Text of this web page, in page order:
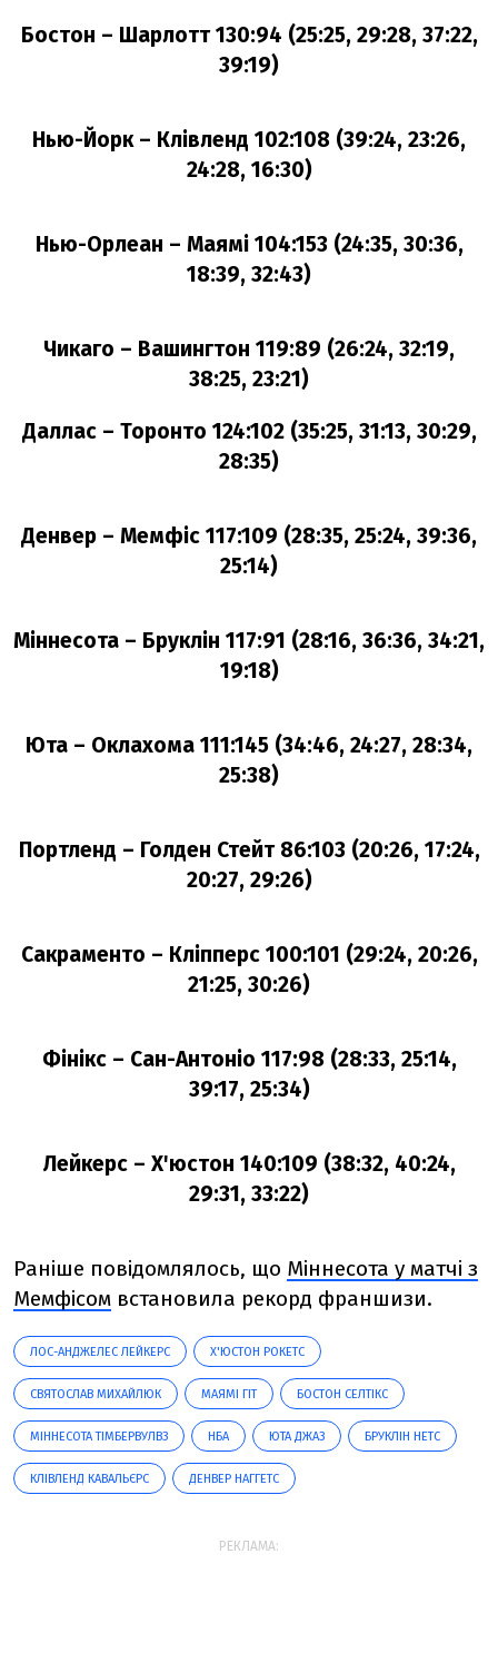
Бостон – Шарлотт 130:94 (25:25, 29:28, 37:22,
39:19)
Нью-Йорк – Клівленд 102:108 (39:24, 23:26,
24:28, 16:30)
Нью-Орлеан – Маямі 104:153 (24:35, 30:36,
18:39, 32:43)
Чикаго – Вашингтон 119:89 (26:24, 32:19,
38:25, 23:21)
Даллас – Торонто 124:102 (35:25, 31:13, 30:29,
28:35)
Денвер – Мемфіс 117:109 (28:35, 25:24, 39:36,
25:14)
Міннесота – Бруклін 117:91 (28:16, 36:36, 34:21,
19:18)
Юта – Оклахома 111:145 (34:46, 24:27, 28:34,
25:38)
Портленд – Голден Стейт 86:103 (20:26, 17:24,
20:27, 29:26)
Сакраменто – Кліпперс 100:101 (29:24, 20:26,
21:25, 30:26)
Фінікс – Сан-Антоніо 117:98 (28:33, 25:14,
39:17, 25:34)
Лейкерс – Х'юстон 140:109 (38:32, 40:24,
29:31, 33:22)
Раніше повідомлялось, що Міннесота у матчі з
Мемфісом встановила рекорд франшизи.
ЛОС-АНДЖЕЛЕС ЛЕЙКЕРС Х'ЮСТОН РОКЕТС
СВЯТОСЛАВ МИХАЙЛЮК МАЯМІ ГІТ БОСТОН СЕЛТІКС
МІННЕСОТА ТІМБЕРВУЛВЗ НБА ЮТА ДЖАЗ БРУКЛІН НЕТС
КЛІВЛЕНД КАВАЛЬЄРС ДЕНВЕР НАГГЕТС
РЕКЛАМА: